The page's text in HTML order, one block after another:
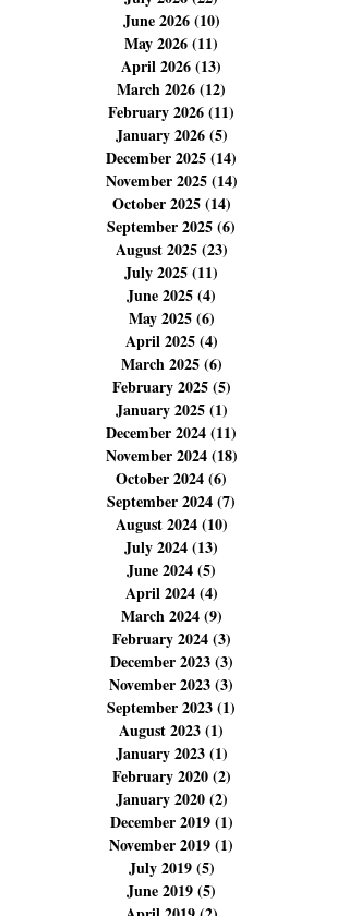
Archives
August 2026 (8)
July 2026 (22)22 posts
June 2026(10)10 posts
May 2026(11)11 posts
April 2026(13)13 posts
March 2026(12)12 posts
February 2026 (11)11 posts
January 2026 (5)5 posts
December 2025(14)
November 2025(14)
October 2025 (14)
September 2025
August 2025(23)
July 2025(11)
June 2025(4)4 posts
May 2025(6)6 posts
April 2025(4)4 posts
March 2025(6)6 posts
February 2025 (5)5 posts
January 2025 (1)
December 2024(11)
November 2024(18)
October 2024(6)
September 2024
August 2024 (10)
July 2024(13)13 posts
June 2024(5)5 posts
April 2024(4)4 posts
March 2024(9)9 posts
February 2024(3)3 posts
December 2023(3)
November 2023 (3)
September 2023 (1)
August 2023 (1)1 post
January 2023(1)1 post
February 2020 (2)2 posts
January 2020(2)
December 2019(1)